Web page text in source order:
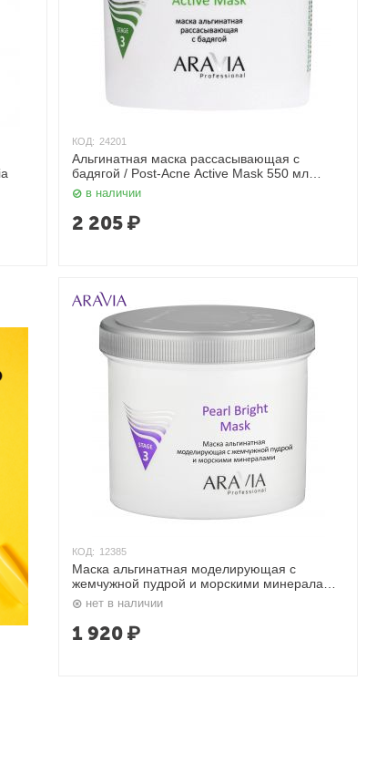
КОД: 24201
Альгинатная маска рассасывающая с
бадягой / Post-Acne Active Mask 550 мл
Aravia
в наличии
2 205 ₽
КОД: 12385
Маска альгинатная моделирующая с
жемчужной пудрой и морскими минералами
550 мл. Aravia
нет в наличии
1 920 ₽